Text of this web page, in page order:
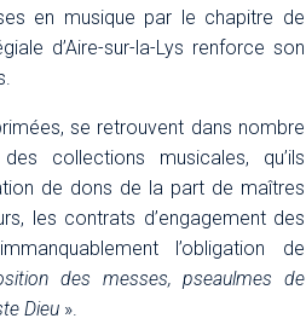
en musique par le chapitre de
d’Aire-sur-la-Lys renforce son
se retrouvent dans nombre
collections musicales, qu’ils
de dons de la part de maîtres
les contrats d’engagement des
l’obligation de
des messes, pseaulmes de
Dieu ».